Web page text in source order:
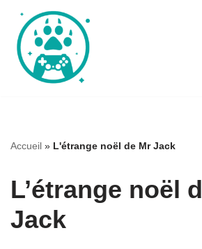
Aller
au
contenu
Accueil » L'étrange noël de Mr Jack
L’étrange noël
Jack